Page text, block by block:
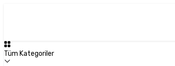
Tüm Kategoriler